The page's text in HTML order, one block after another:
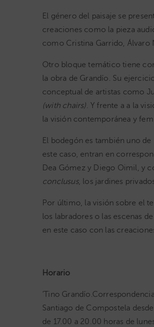
El género del paisaje se
creaciones como la pieza
como Cristina Garrido, Álvaro
Otro bloque temático tiene
la obra de Grandío. Su
conceptual de artistas como
(with chairs). Y frente a a la
la visión contemporánea y
El bodegón es también uno
este caso, entran en
Dea Gómez y Diego Oimil, y
conclusus, los jardines
Por último, la visión sobre el
los labradores o las escenas
en este caso con las
Horario
‘Tino
Santiago de Compostela
de 17.00 a 20.00 horas de